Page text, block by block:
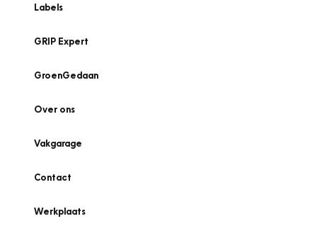
Labels
GRIP Expert
GroenGedaan
Over ons
Vakgarage
Contact
Werkplaats